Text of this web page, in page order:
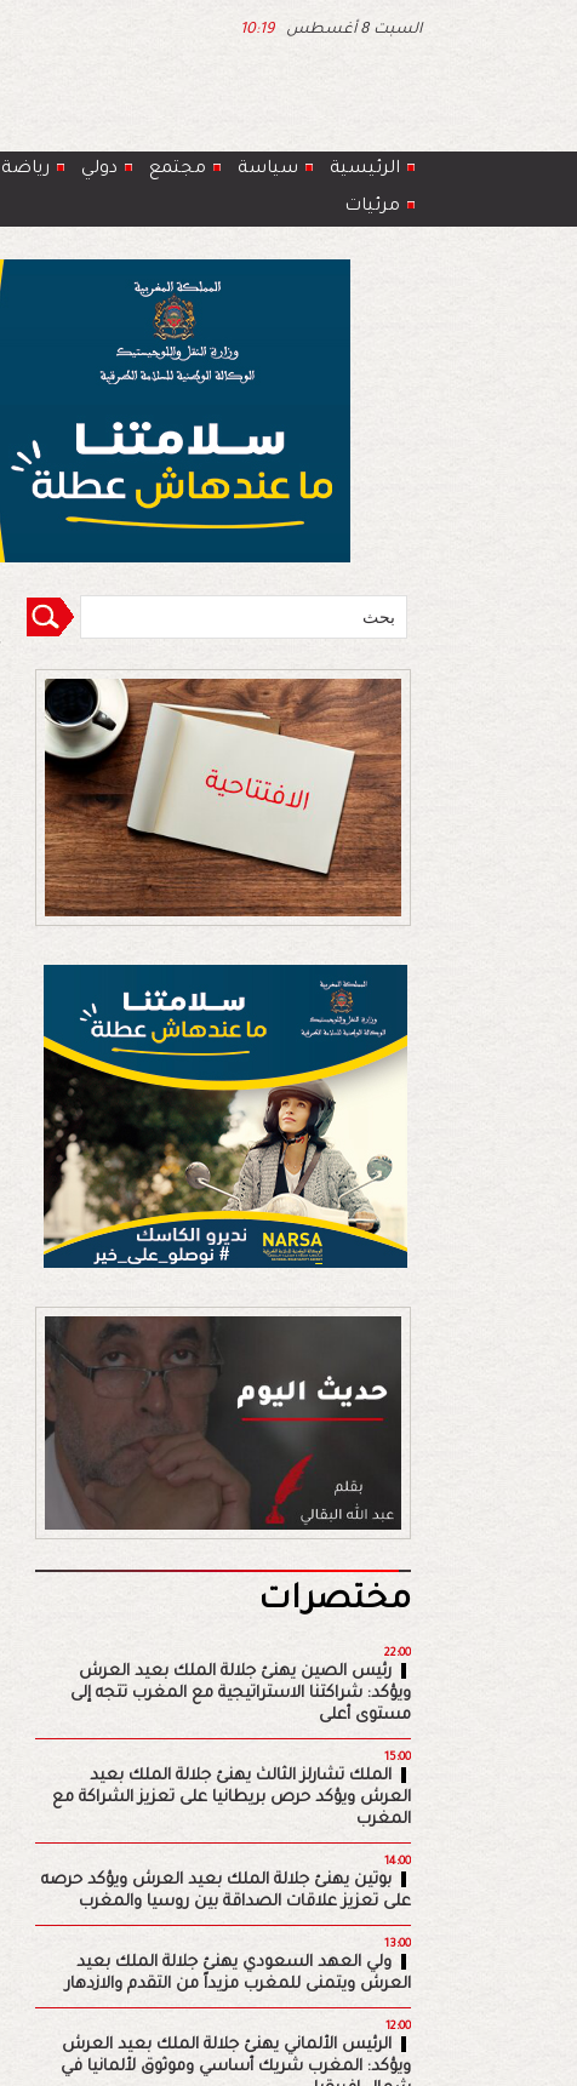
السبت 8 أغسطس 10:19
الرئيسية سياسة مجتمع دولي رياضة
مرئيات
مختصرات
22:00
رئيس الصين يهنئ جلالة الملك بعيد العرش
ويؤكد: شراكتنا الاستراتيجية مع المغرب تتجه إلى
مستوى أعلى
15:00
الملك تشارلز الثالث يهنئ جلالة الملك بعيد
العرش ويؤكد حرص بريطانيا على تعزيز الشراكة مع
المغرب
14:00
بوتين يهنئ جلالة الملك بعيد العرش ويؤكد حرصه
على تعزيز علاقات الصداقة بين روسيا والمغرب
13:00
ولي العهد السعودي يهنئ جلالة الملك بعيد
العرش ويتمنى للمغرب مزيداً من التقدم والازدهار
12:00
الرئيس الألماني يهنئ جلالة الملك بعيد العرش
ويؤكد: المغرب شريك أساسي وموثوق لألمانيا في